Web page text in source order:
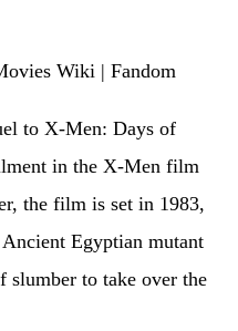
Wiki | Fandom
to X-Men: Days of
in the X-Men film
the film is set in 1983,
Egyptian mutant
slumber to take over the